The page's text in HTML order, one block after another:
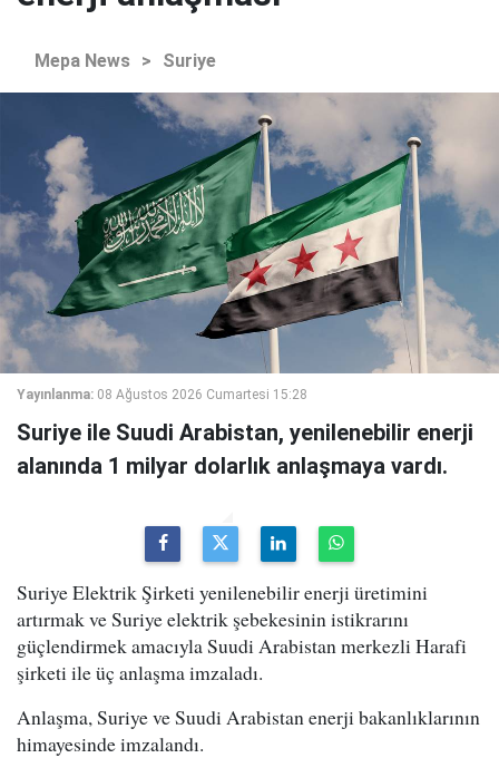
Mepa News > Suriye
Yayınlanma: 08 Ağustos 2026 Cumartesi 15:28
Suriye ile Suudi Arabistan, yenilenebilir enerji
alanında 1 milyar dolarlık anlaşmaya vardı.
Suriye Elektrik Şirketi yenilenebilir enerji üretimini
artırmak ve Suriye elektrik şebekesinin istikrarını
güçlendirmek amacıyla Suudi Arabistan merkezli Harafi
şirketi ile üç anlaşma imzaladı.
Anlaşma, Suriye ve Suudi Arabistan enerji bakanlıklarının
himayesinde imzalandı.